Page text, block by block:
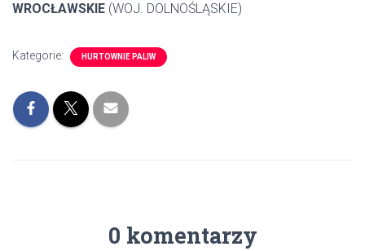
WROCŁAWSKIE (WOJ. DOLNOŚLĄSKIE)
Kategorie: HURTOWNIE PALIW
0 komentarzy